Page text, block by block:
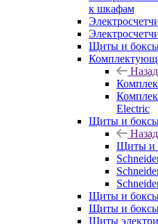
к шкафам
Щиты и
Назад
Electric
Щиты и боксы
Назад
Щиты и
Щиты и боксы
Щиты и
Щиты